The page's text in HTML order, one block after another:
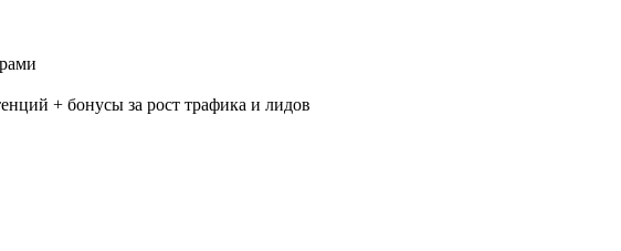
+ бонусы за рост трафика и лидов